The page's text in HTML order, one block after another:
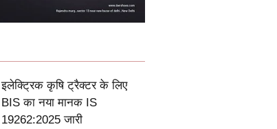
इलेक्ट्रिक कृषि ट्रैक्टर के लिए
BIS का नया मानक IS
19262:2025 जारी